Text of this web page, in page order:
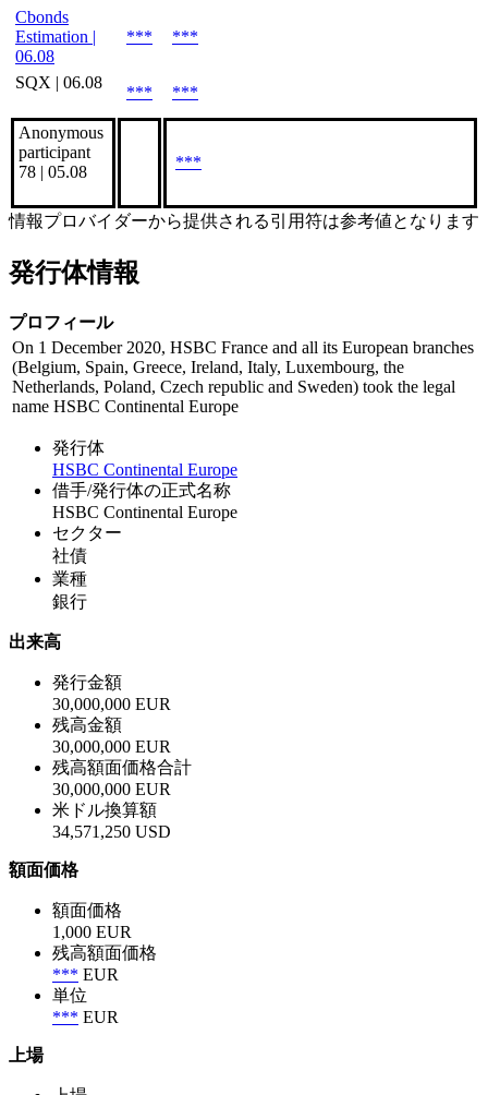
Cbonds
Estimation |
06.08
*** ***
SQX | 06.08
*** ***
Anonymous
participant
78 | 05.08
***
情報プロバイダーから提供される引用符は参考値となります
発行体情報
プロフィール
On 1 December 2020, HSBC France and all its European branches
(Belgium, Spain, Greece, Ireland, Italy, Luxembourg, the
Netherlands, Poland, Czech republic and Sweden) took the legal
name HSBC Continental Europe
発行体
HSBC Continental Europe
借手/発行体の正式名称
HSBC Continental Europe
セクター
社債
業種
銀行
出来高
発行金額
30,000,000 EUR
残高金額
30,000,000 EUR
残高額面価格合計
30,000,000 EUR
米ドル換算額
34,571,250 USD
額面価格
額面価格
1,000 EUR
残高額面価格
*** EUR
単位
*** EUR
上場